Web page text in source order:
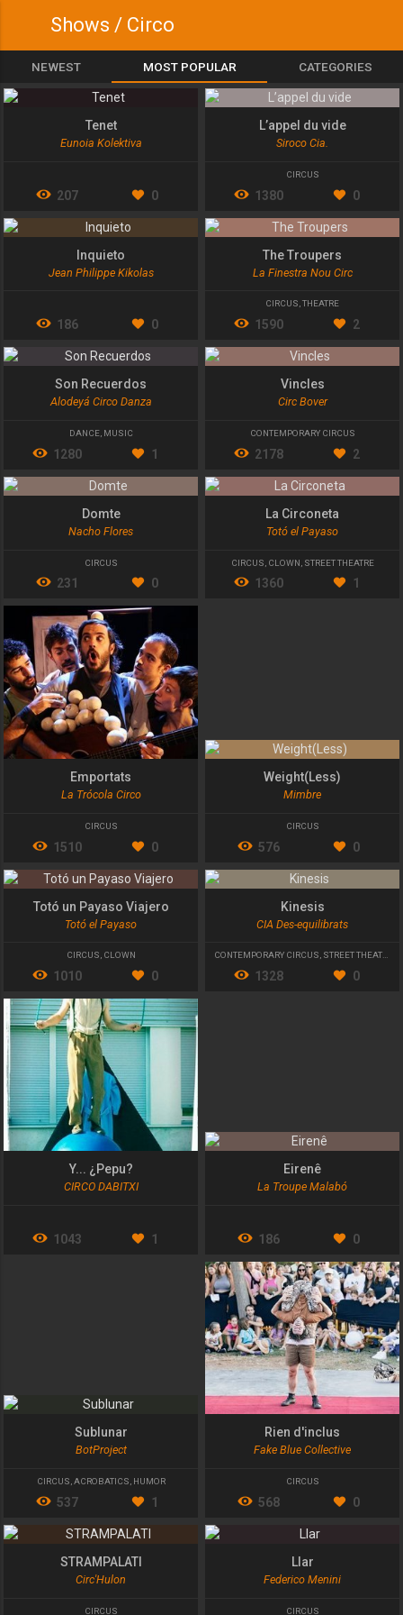
Shows / Circo
NEWEST MOST POPULAR CATEGORIES
Tenet
Eunoia Kolektiva
207 0
L’appel du vide
Siroco Cia.
CIRCUS
1380 0
Inquieto
Jean Philippe Kikolas
186 0
The Troupers
La Finestra Nou Circ
CIRCUS,THEATRE
1590 2
Son Recuerdos
Alodeyá Circo Danza
DANCE, MUSIC
1280 1
Vincles
Circ Bover
CONTEMPORARY CIRCUS
2178 2
Domte
Nacho Flores
CIRCUS
231 0
La Circoneta
Totó el Payaso
CIRCUS CLOWN STREET THEATRE
1360 1
Emportats
La Trócola Circo
CIRCUS
1510 0
Weight(Less)
Mimbre
CIRCUS
576 0
Totó un Payaso Viajero
Totó el Payaso
CIRCUS, CLOWN
1010 0
Kinesis
CIA Des-equilibrats
CONTEMPORARY CIRCUS, STREET THEATRE
1328 0
Y... ¿Pepu?
CIRCO DABITXI
1043 1
Eirenê
La Troupe Malabó
186 0
Sublunar
BotProject
CIRCUS,ACROBATICS, HUMOR
537 1
Rien d'inclus
Fake Blue Collective
CIRCUS
568 0
STRAMPALATI
Circ'Hulon
CIRCUS
Llar
Federico Menini
CIRCUS